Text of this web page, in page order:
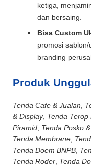
ketiga,
dan bersaing.
Bisa Custom
promosi
branding
Produk
Tenda Cafe & Jualan
& Display, Tenda Terop
Piramid Tenda Posko
Tenda Membrane
Tenda Doem BNPB
Tenda Roder Tenda